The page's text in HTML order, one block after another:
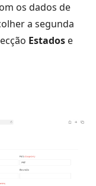
os dados de
a segunda
Estados e